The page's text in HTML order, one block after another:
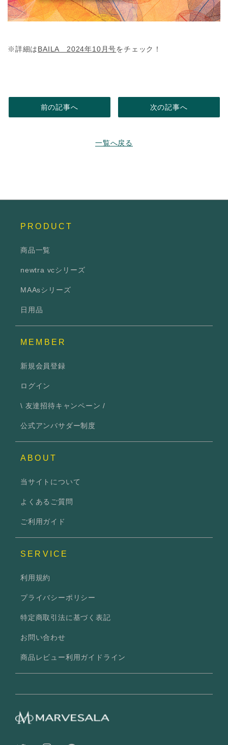
※詳細はBAILA 2024年10月号をチェック！
前の記事へ
一覧へ戻る
次の記事へ
PRODUCT
商品一覧
newtra vcシリーズ
MAAsシリーズ
日用品
MEMBER
新規会員登録
ログイン
\ 友達招待キャンペーン /
公式アンバサダー制度
ABOUT
当サイトについて
よくあるご質問
ご利用ガイド
SERVICE
利用規約
プライバシーポリシー
特定商取引法に基づく表記
お問い合わせ
商品レビュー利用ガイドライン